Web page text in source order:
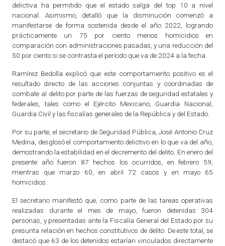
delictiva ha permitido que el estado salga del top 10 a nivel
nacional. Asimismo, detalló que la disminución comenzó a
manifestarse de forma sostenida desde el año 2022, logrando
prácticamente un 75 por ciento menos homicidios en
comparación con administraciones pasadas, y una reducción del
50 por ciento si se contrasta el periodo que va de 2024 a la fecha.
Ramírez Bedolla explicó que este comportamiento positivo es el
resultado directo de las acciones conjuntas y coordinadas de
combate al delito por parte de las fuerzas de seguridad estatales y
federales, tales como el Ejército Mexicano, Guardia Nacional,
Guardia Civil y las fiscalías generales de la República y del Estado.
Por su parte, el secretario de Seguridad Pública, José Antonio Cruz
Medina, desglosó el comportamiento delictivo en lo que va del año,
demostrando la estabilidad en el decremento del delito. En enero del
presente año fueron 87 hechos los ocurridos, en febrero 59,
mientras que marzo 60, en abril 72 casos y en mayo 65
homicidios.
El secretario manifestó que, como parte de las tareas operativas
realizadas durante el mes de mayo, fueron detenidas 304
personas, y presentadas ante la Fiscalía General del Estado por su
presunta relación en hechos constitutivos de delito. De este total, se
destacó que 63 de los detenidos estarían vinculados directamente